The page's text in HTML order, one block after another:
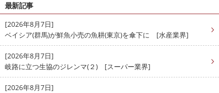
最新記事
[2026年8月7日]
ベイシア(群馬)が鮮魚小売の魚耕(東京)を傘下に [水産業界]
[2026年8月7日]
岐路に立つ生協のジレンマ(２) [スーパー業界]
[2026年8月7日]